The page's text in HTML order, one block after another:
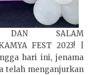
DAN SALAM
FEST 2023! |
hari ini, jenama
telah menganjurkan